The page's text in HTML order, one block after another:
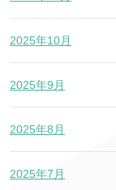
2025年10月
2025年9月
2025年8月
2025年7月